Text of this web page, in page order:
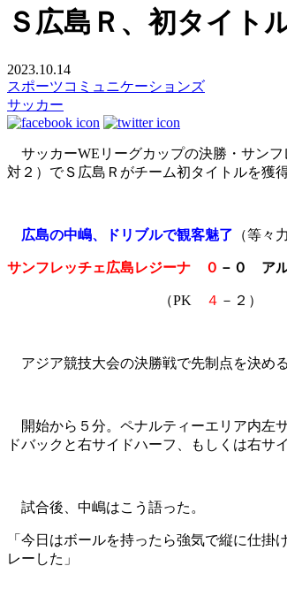
Ｓ広島Ｒ、初タイト
2023.10.14
スポーツコミュニケーションズ
サッカー
サッカーWEリーグカップの決勝・サンフ
対２）でＳ広島Ｒがチーム初タイトルを獲得
広島の中嶋、ドリブルで観客魅了 （等々
サンフレッチェ広島レジーナ ０ －０ ア
（PK ４ －２）
アジア競技大会の決勝戦で先制点を決め
開始から５分。ペナルティーエリア内左
ドバックと右サイドハーフ、もしくは右サ
試合後、中嶋はこう語った。
「今日はボールを持ったら強気で縦に仕
レーした」